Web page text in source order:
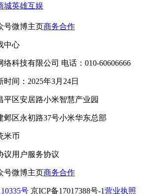
城英雄互娱
号微博主页商务合作
中心
科技有限公司 电话：010-60606666
时间：2025年3月24日
平区安居路小米智慧产业园
邺区永初路37号小米华东总部
米币
议用户服务协议
号微博主页商务合作
号 京ICP备17017388号-1营业执照